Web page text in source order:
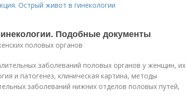
Острый живот в гинекологии
Подобные документы
половых органов
заболеваний половых органов у женщин, их
и патогенез, клиническая картина, методы
заболеваний нижних отделов половых путей,